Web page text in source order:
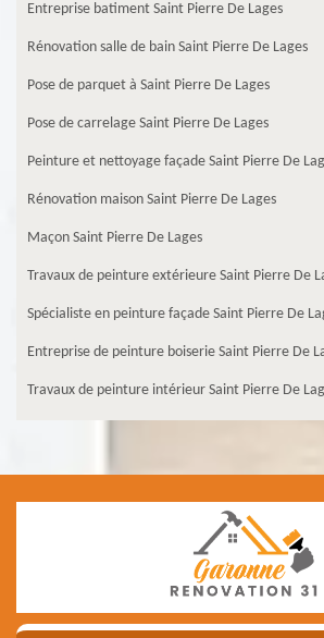
Entreprise batiment Saint Pierre De Lages
Rénovation salle de bain Saint Pierre De Lages
Pose de parquet à Saint Pierre De Lages
Pose de carrelage Saint Pierre De Lages
Peinture et nettoyage façade Saint Pierre De
Rénovation maison Saint Pierre De Lages
Maçon Saint Pierre De Lages
Travaux de peinture extérieure Saint Pierre De
Spécialiste en peinture façade Saint Pierre De
Entreprise de peinture boiserie Saint Pierre De
Travaux de peinture intérieur Saint Pierre De